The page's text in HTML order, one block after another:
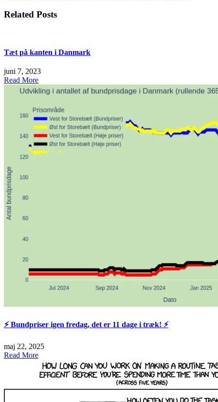
Related Posts
Tæt på kanten i Danmark
juni 7, 2023
Read More
⚡️ Bundpriser igen fredag, det er 11 dage i træk! ⚡️
maj 22, 2025
Read More